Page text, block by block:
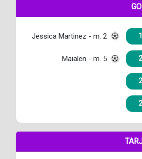
Jessica Martinez - m. 2
Maialen - m. 5